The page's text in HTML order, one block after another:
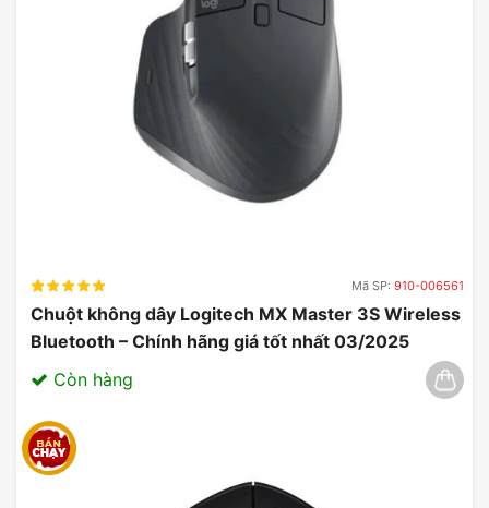
Mã SP: 910-006561
Chuột không dây Logitech MX Master 3S Wireless
Bluetooth – Chính hãng giá tốt nhất 03/2025
Còn hàng